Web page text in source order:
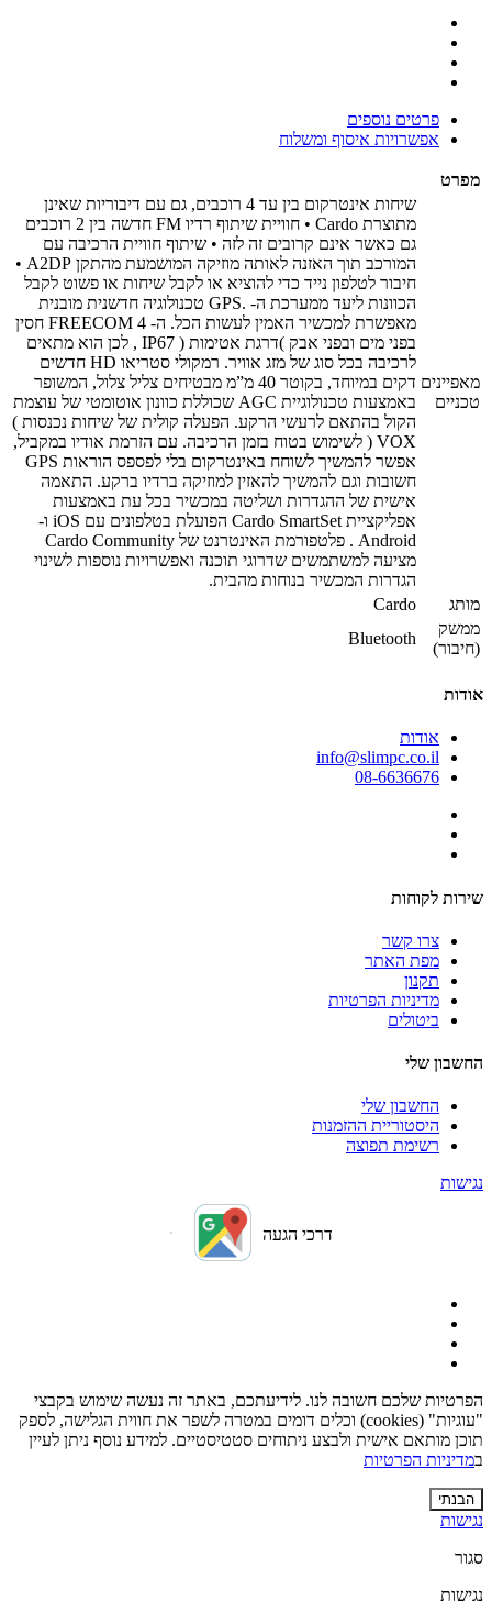
פרטים נוספים
אפשרויות איסוף ומשלוח
מפרט
מאפיינים
טכניים
שיחות אינטרקום בין עד 4 רוכבים, גם עם דיבוריות שאינן
מתוצרת Cardo • חוויית שיתוף רדיו FM חדשה בין 2 רוכבים
גם כאשר אינם קרובים זה לזה • שיתוף חוויית הרכיבה עם
המורכב תוך האזנה לאותה מוזיקה המושמעת מהתקן A2DP •
חיבור לטלפון נייד כדי להוציא או לקבל שיחות או פשוט לקבל
הכוונות ליעד ממערכת ה- .GPS טכנולוגיה חדשנית מובנית
מאפשרת למכשיר האמין לעשות הכל. ה- FREECOM 4 חסין
בפני מים ובפני אבק )דרגת אטימות ( IP67 , לכן הוא מתאים
לרכיבה בכל סוג של מזג אוויר. רמקולי סטריאו HD חדשים
דקים במיוחד, בקוטר 40 מ”מ מבטיחים צליל צלול, המשופר
באמצעות טכנולוגיית AGC שכוללת כוונון אוטומטי של עוצמת
הקול בהתאם לרעשי הרקע. הפעלה קולית של שיחות נכנסות )
VOX ( לשימוש בטוח בזמן הרכיבה. עם הזרמת אודיו במקביל,
אפשר להמשיך לשוחח באינטרקום בלי לפספס הוראות GPS
חשובות וגם להמשיך להאזין למוזיקה ברדיו ברקע. התאמה
אישית של ההגדרות ושליטה במכשיר בכל עת באמצעות
אפליקציית Cardo SmartSet הפועלת בטלפונים עם iOS ו-
Android . פלטפורמת האינטרנט של Cardo Community
מציעה למשתמשים שדרוגי תוכנה ואפשרויות נוספות לשינוי
הגדרות המכשיר בנוחות מהבית.
מותג
Cardo
ממשק
(חיבור)
Bluetooth
אודות
אודות
info@slimpc.co.il
08-6636676
שירות לקוחות
צרו קשר
מפת האתר
תקנון
מדיניות הפרטיות
ביטולים
החשבון שלי
החשבון שלי
היסטוריית ההזמנות
רשימת תפוצה
נגישות
דרכי הגעה
הפרטיות שלכם חשובה לנו. לידיעתכם, באתר זה נעשה שימוש בקבצי
"עוגיות" (cookies) וכלים דומים במטרה לשפר את חווית הגלישה, לספק
תוכן מותאם אישית ולבצע ניתוחים סטטיסטיים. למידע נוסף ניתן לעיין
במדיניות הפרטיות
הבנתי
נגישות
סגור
נגישות